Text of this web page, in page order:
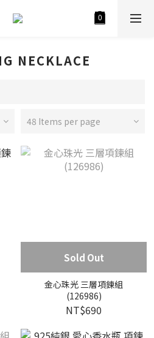
NECKLACE
48 Items per page
Sold Out
金心珠光 三層項鍊組
(126986)
NT$690